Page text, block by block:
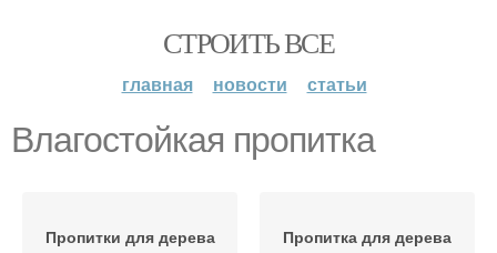
СТРОИТЬ ВСЕ
главная новости статьи
Влагостойкая пропитка
Пропитки для дерева Пропитка для дерева